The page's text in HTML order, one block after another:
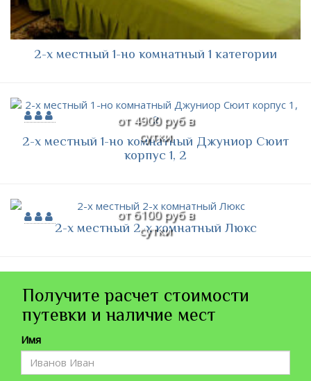
2-х местный 1-но комнатный 1 категории
от 4900 руб в
сутки
2-х местный 1-но комнатный Джуниор Сюит
корпус 1, 2
от 6100 руб в
сутки
2-х местный 2-х комнатный Люкс
Получите расчет стоимости
путевки и наличие мест
Имя